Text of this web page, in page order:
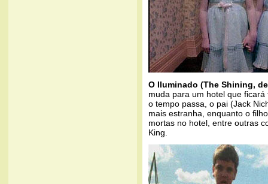
O Iluminado (The Shining,
muda para um hotel que
o tempo passa, o pai (Jack
mais estranha, enquanto o
mortas no hotel, entre outras
King.